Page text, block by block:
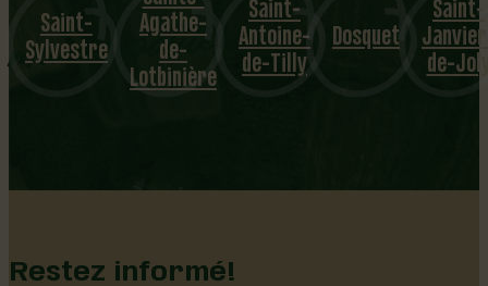
nicipalités
Saint-
Sylvestre
Agathe-
de-
Lotbinière
Antoine-
de-Tilly
Dosquet
de-
Restez informé!